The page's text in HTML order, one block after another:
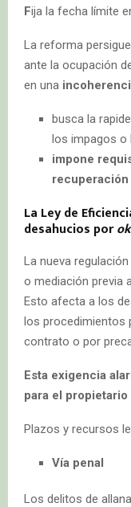
Fija la fecha límite
La reforma
ante la ocupación
en una
busca la
los impagos o
impone
recuperación
La Ley de
desahucios por
La nueva
o mediación previa
Esto afecta a los
los procedimientos
contrato o por
Esta exigencia
para el
Plazos y recursos
Vía penal
Los delitos de